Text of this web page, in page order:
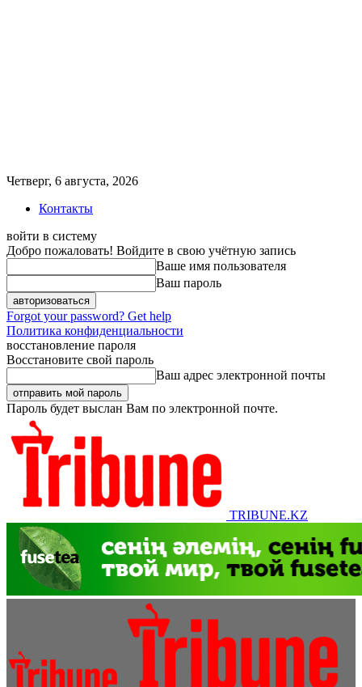
Четверг, 6 августа, 2026
Контакты
войти в систему
Добро пожаловать! Войдите в свою учётную запись
Ваше имя пользователя
Ваш пароль
Forgot your password? Get help
Политика конфиденциальности
восстановление пароля
Восстановите свой пароль
Ваш адрес электронной почты
Пароль будет выслан Вам по электронной почте.
TRIBUNE.KZ